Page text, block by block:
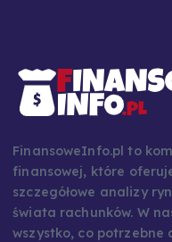
FinansoweInfo.pl to
finansowej, które
szczegółowe analizy
świata rachunków. W
wszystko, co potrzebne